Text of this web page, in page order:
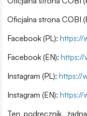
Oficjalna strona COBI
Facebook (PL): https://
Facebook (EN): https://
Instagram (PL): https://
Instagram (EN): https://
Ten podręcznik,